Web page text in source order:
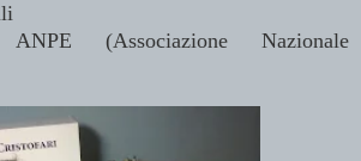
(Associazione Nazionale